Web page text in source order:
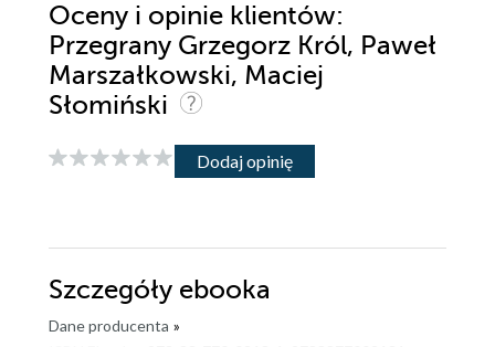
Oceny i opinie klientów:
Przegrany Grzegorz Król, Paweł
Marszałkowski, Maciej
Słomiński
Dodaj opinię
Szczegóły ebooka
Dane producenta »